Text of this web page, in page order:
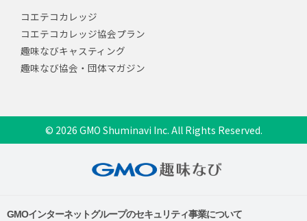
コエテコカレッジ
コエテコカレッジ協会プラン
趣味なびキャスティング
趣味なび協会・団体マガジン
© 2026 GMO Shuminavi Inc. All Rights Reserved.